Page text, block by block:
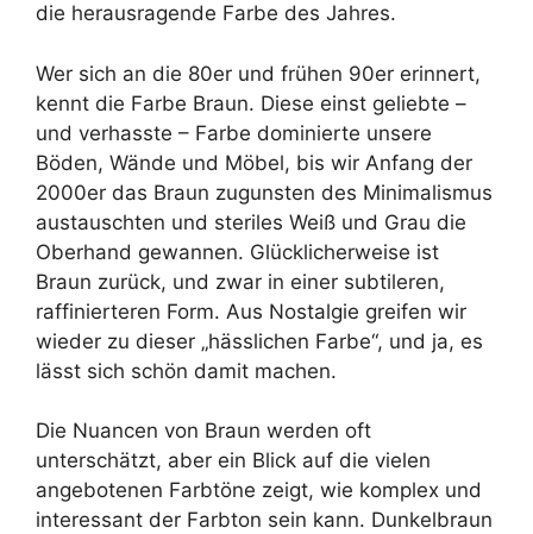
die herausragende Farbe des Jahres.
Wer sich an die 80er und frühen 90er erinnert,
kennt die Farbe Braun. Diese einst geliebte –
und verhasste – Farbe dominierte unsere
Böden, Wände und Möbel, bis wir Anfang der
2000er das Braun zugunsten des Minimalismus
austauschten und steriles Weiß und Grau die
Oberhand gewannen. Glücklicherweise ist
Braun zurück, und zwar in einer subtileren,
raffinierteren Form. Aus Nostalgie greifen wir
wieder zu dieser „hässlichen Farbe“, und ja, es
lässt sich schön damit machen.
Die Nuancen von Braun werden oft
unterschätzt, aber ein Blick auf die vielen
angebotenen Farbtöne zeigt, wie komplex und
interessant der Farbton sein kann. Dunkelbraun